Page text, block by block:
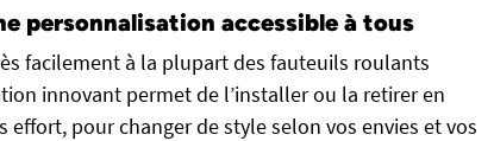
personnalisation accessible à tous
facilement à la plupart des fauteuils roulants
innovant permet de l’installer ou la retirer en
effort, pour changer de style selon vos envies et vos